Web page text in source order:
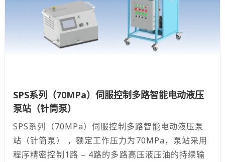
SPS系列（70MPa）伺服控制多路智能电动液压
泵站（针筒泵）
SPS系列（70MPa）伺服控制多路智能电动液压泵
站（针筒泵） ，额定工作压力为70MPa，泵站采用
程序精密控制1路 – 4路的多路高压液压油的持续输